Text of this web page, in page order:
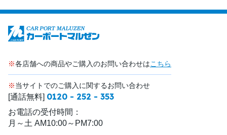
※各店舗への商品やご購入のお問い合わせはこちら
※当サイトでのご購入に関するお問い合わせ
[通話無料] 0120 - 252 - 353
お電話の受付時間：
月～土 AM10:00～PM7:00